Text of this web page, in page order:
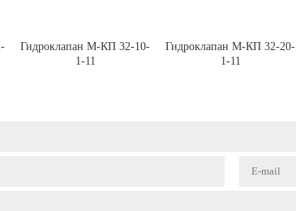
Гидроклапан М-КП 32-10-
1-11
Гидроклапан М-КП 32-20-
1-11